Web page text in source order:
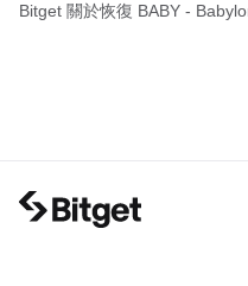
Bitget 關於恢復 BABY -